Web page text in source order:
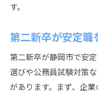
す。
第二新卒が安定職
第二新卒が静岡市で安
選びや公務員試験対策
があります。まず、企